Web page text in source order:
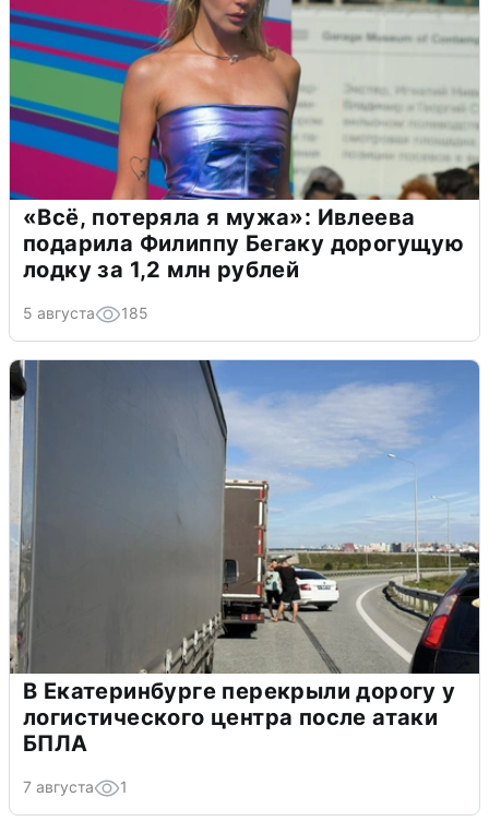
«Всё, потеряла я мужа»: Ивлеева
подарила Филиппу Бегаку дорогущую
лодку за 1,2 млн рублей
5 августа 185
В Екатеринбурге перекрыли дорогу у
логистического центра после атаки
БПЛА
7 августа 1